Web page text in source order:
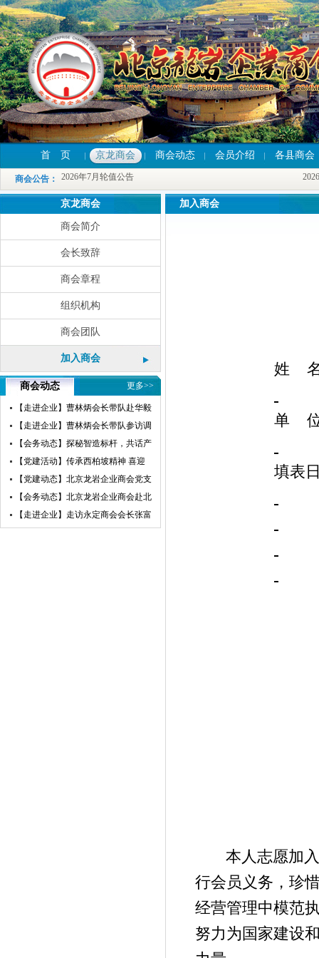
首 页 京龙商会 商会动态 会员介绍 各县商会
商会公告 ：
2026年7月轮值公告
2026年7月轮值公告
2026年7月轮值公告
京龙商会
商会简介
会长致辞
商会章程
组织机构
商会团队
加入商会
商会动态 更多>>
【走进企业】曹林炳会长带队赴华毅
瀛飞开展参访交流活动
【走进企业】曹林炳会长带队参访调
研赛微电子
【会务动态】探秘智造标杆，共话产
业未来——北京龙岩企业商会走进小
米汽车超级工厂参访交流
【党建活动】传承西柏坡精神 喜迎
建党105周年——北京龙岩企业商会
党支部赴西柏坡开展红色教育主题党
日活动
【党建动态】北京龙岩企业商会党支
部荣获“先进基层党组织”荣誉称号
【会务动态】北京龙岩企业商会赴北
京莆田企业商会开展交流互鉴活动
【走进企业】走访永定商会会长张富
加入商会
姓
单
填表
本人志愿加
行会员义务，珍
经营管理中模范
努力为国家建设